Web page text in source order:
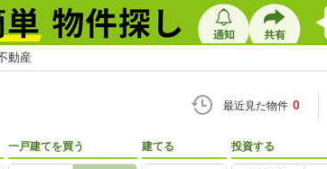
動産
最近見た物件 0
一戸建てを買う 建てる 投資する